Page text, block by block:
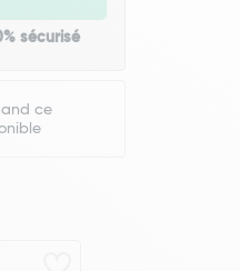
sécurisé
ce